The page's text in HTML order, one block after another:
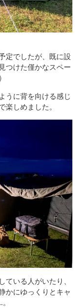
定でしたが、既に設
つけた僅かなスペー
うに背を向ける感じ
しめました。
いる人がいたり、
かにゆっくりとキャ